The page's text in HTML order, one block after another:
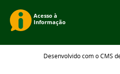
Desenvolvido com o CMS